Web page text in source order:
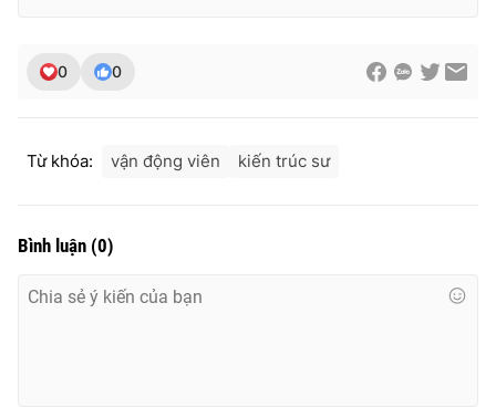
0 0
Từ khóa: vận động viên kiến trúc sư
Bình luận (0)